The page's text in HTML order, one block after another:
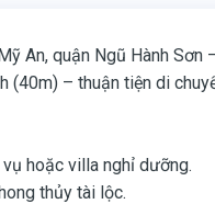
An, quận Ngũ Hành
– thuận tiện di
hoặc villa nghỉ dưỡng.
thủy tài lộc.